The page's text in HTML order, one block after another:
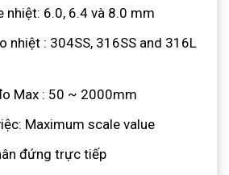
nhiệt: 6.0, 6.4 và 8.0 mm
nhiệt : 304SS, 316SS and 316L
Max : 50 ~ 2000mm
Maximum scale value
đứng trực tiếp